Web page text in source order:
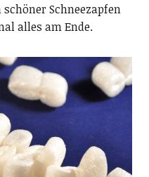
Schneezapfen
alles am Ende.